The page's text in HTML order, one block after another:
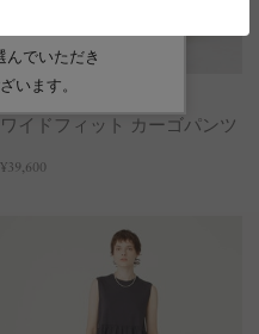
ワイドフィット カーゴパンツ
¥39,600